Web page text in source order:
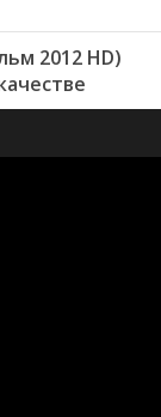
2012 HD)